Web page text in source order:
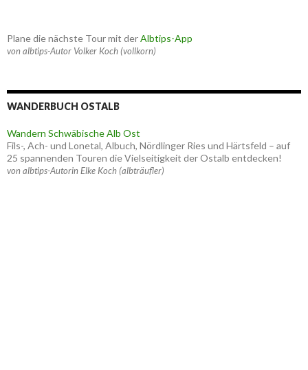
Plane die nächste Tour mit derAlbtips-App
von albtips-Autor Volker Koch (vollkorn)
WANDERBUCH OSTALB
Wandern Schwäbische Alb Ost
Fils-, Ach- und Lonetal, Albuch, Nördlinger Ries und Härtsfeld – auf
25 spannenden Touren die Vielseitigkeit der Ostalb entdecken!
von albtips-Autorin Elke Koch (albträufler)